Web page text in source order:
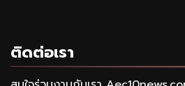
ติดต่อเรา